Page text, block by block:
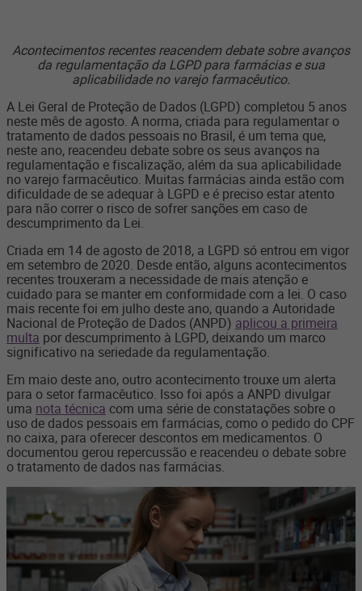
Acontecimentos recentes reacendem debate sobre avanços
da regulamentação da LGPD para farmácias e sua
aplicabilidade no varejo farmacêutico.
A Lei Geral de Proteção de Dados (LGPD) completou 5 anos
neste mês de agosto. A norma, criada para regulamentar o
tratamento de dados pessoais no Brasil, é um tema que,
neste ano, reacendeu debate sobre os seus avanços na
regulamentação e fiscalização, além da sua aplicabilidade
no varejo farmacêutico. Muitas farmácias ainda estão com
dificuldade de se adequar à LGPD e é preciso estar atento
para não correr o risco de sofrer sanções em caso de
descumprimento da Lei.
Criada em 14 de agosto de 2018, a LGPD só entrou em vigor
em setembro de 2020. Desde então, alguns acontecimentos
recentes trouxeram a necessidade de mais atenção e
cuidado para se manter em conformidade com a lei. O caso
mais recentefoi em julho deste ano, quando a Autoridade
Nacional de Proteção de Dados (ANPD) aplicou a primeira
multa por descumprimento à LGPD, deixando um marco
significativo na seriedade da regulamentação.
Em maio deste ano, outro acontecimento trouxe um alerta
para o setor farmacêutico. Isso foi após a ANPD divulgar
uma nota técnica com uma série de constatações sobre o
uso de dados pessoais em farmácias, como o pedido do CPF
no caixa, para oferecer descontos em medicamentos. O
documentou gerou repercussão e reacendeu o debate sobre
o tratamento de dados nas farmácias.